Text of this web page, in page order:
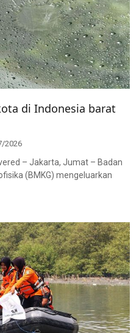
di Indonesia barat
2026
– Jakarta, Jumat – Badan
(BMKG) mengeluarkan